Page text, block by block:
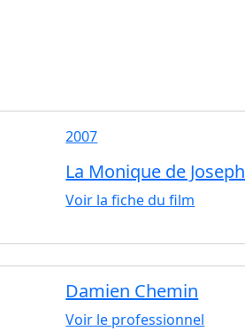
2007
La Monique de Joseph
Voir la fiche du film
Damien Chemin
Voir le professionnel